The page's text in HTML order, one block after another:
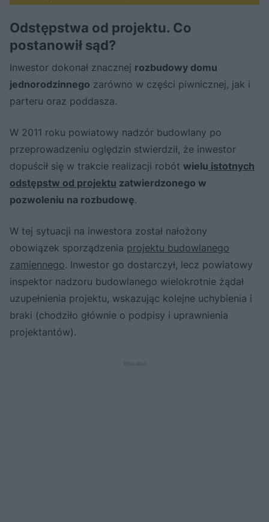
Odstępstwa od projektu. Co
postanowił sąd?
Inwestor dokonał znacznej rozbudowy domu
jednorodzinnego zarówno w części piwnicznej, jak i
parteru oraz poddasza.
W 2011 roku powiatowy nadzór budowlany po
przeprowadzeniu oględzin stwierdził, że inwestor
dopuścił się w trakcie realizacji robót wielu istotnych
odstępstw od projektu zatwierdzonego w
pozwoleniu na rozbudowę.
W tej sytuacji na inwestora został nałożony
obowiązek sporządzenia projektu budowlanego
zamiennego. Inwestor go dostarczył, lecz powiatowy
inspektor nadzoru budowlanego wielokrotnie żądał
uzupełnienia projektu, wskazując kolejne uchybienia i
braki (chodziło głównie o podpisy i uprawnienia
projektantów).